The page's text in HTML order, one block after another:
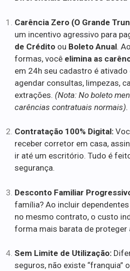
Carência Zero (O Grande
um incentivo agressivo para
de Crédito ou Boleto Anual.
formas, você elimina as
em 24h seu cadastro é ativado
agendar consultas, limpezas,
extrações. (Nota: No boleto
carências contratuais normais).
Contratação 100% Digital:
receber corretor em casa,
ir até um escritório. Tudo é
segurança.
Desconto Familiar
família? Ao incluir
no mesmo contrato, o custo
forma mais barata de proteger
Sem Limite de Utilização:
seguros, não existe “franquia”